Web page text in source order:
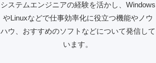
システムエンジニアの経験を活かし、Windows
やLinuxなどで仕事効率化に役立つ機能やノウ
ハウ、おすすめのソフトなどについて発信して
います。